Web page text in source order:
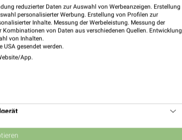
❯
PROSPEKT BLÄTTERN
reduzierter Daten zur Auswahl von Werbeanzeigen. Erstellung
personalisierter Werbung. Erstellung von Profilen zur
Inhalte. Messung der Werbeleistung. Messung der
von Daten aus verschiedenen Quellen. Entwicklung
von Inhalten.
gesendet werden.
App.